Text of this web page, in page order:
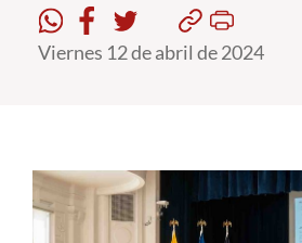
Vinculación con el Medio
Postgrado
Formación Continua
Viernes 12 de abril de 2024